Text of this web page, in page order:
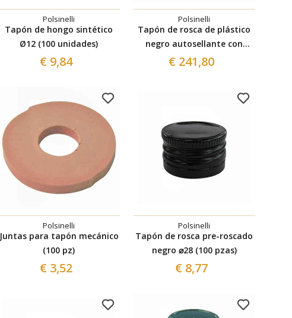
Polsinelli
Tapón de hongo sintético
Ø12 (100 unidades)
€ 9,84
Polsinelli
Tapón de rosca de plástico
negro autosellante con
antigoteo ⌀31,5 (1600 pzas)
€ 241,80
Polsinelli
Juntas para tapón mecánico
(100 pz)
€ 3,52
Polsinelli
Tapón de rosca pre-roscado
negro ⌀28 (100 pzas)
€ 8,77